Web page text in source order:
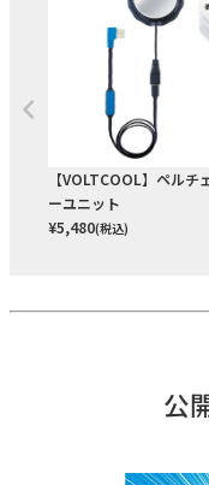
【VOLTCOOL】ペルチ
ーユニット
¥5,480(税込)
公